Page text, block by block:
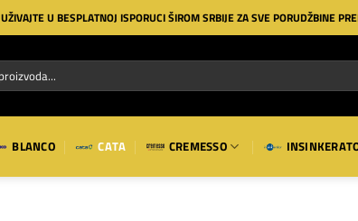
UŽIVAJTE U BESPLATNOJ ISPORUCI ŠIROM SRBIJE ZA SVE PORUDŽBINE
BLANCO CATA CREMESSO